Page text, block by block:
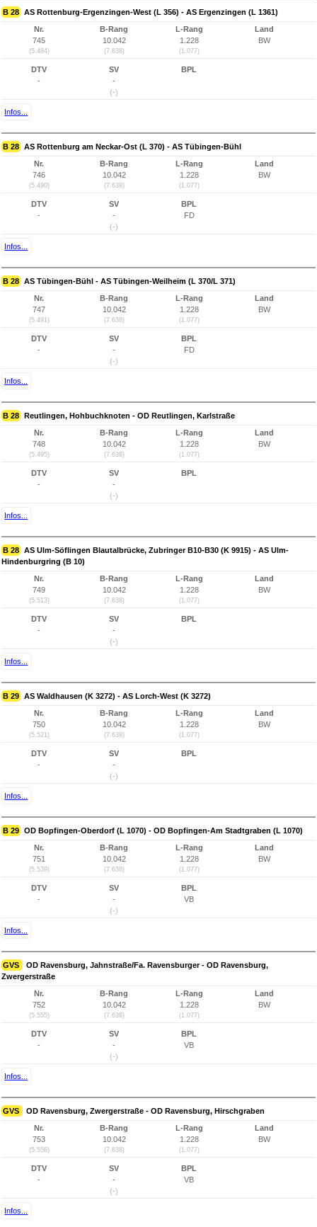
B 28 AS Rottenburg-Ergenzingen-West (L 356) - AS Ergenzingen (L 1361)
Nr.
745
(5.484)
B-Rang
10.042
(7.638)
L-Rang
1.228
(1.077)
Land
BW
DTV
-
SV
-
(-)
BPL
Infos...
B 28 AS Rottenburg am Neckar-Ost (L 370) - AS Tübingen-Bühl
Nr.
746
(5.490)
B-Rang
10.042
(7.638)
L-Rang
1.228
(1.077)
Land
BW
DTV
-
SV
-
(-)
BPL
FD
Infos...
B 28 AS Tübingen-Bühl - AS Tübingen-Weilheim (L 370/L 371)
Nr.
747
(5.491)
B-Rang
10.042
(7.638)
L-Rang
1.228
(1.077)
Land
BW
DTV
-
SV
-
(-)
BPL
FD
Infos...
B 28 Reutlingen, Hohbuchknoten - OD Reutlingen, Karlstraße
Nr.
748
(5.495)
B-Rang
10.042
(7.638)
L-Rang
1.228
(1.077)
Land
BW
DTV
-
SV
-
(-)
BPL
Infos...
B 28 AS Ulm-Söflingen Blautalbrücke, Zubringer B10-B30 (K 9915) - AS Ulm-
Hindenburgring (B 10)
Nr.
749
(5.513)
B-Rang
10.042
(7.638)
L-Rang
1.228
(1.077)
Land
BW
DTV
-
SV
-
(-)
BPL
Infos...
B 29 AS Waldhausen (K 3272) - AS Lorch-West (K 3272)
Nr.
750
(5.521)
B-Rang
10.042
(7.638)
L-Rang
1.228
(1.077)
Land
BW
DTV
-
SV
-
(-)
BPL
Infos...
B 29 OD Bopfingen-Oberdorf (L 1070) - OD Bopfingen-Am Stadtgraben (L 1070)
Nr.
751
(5.539)
B-Rang
10.042
(7.638)
L-Rang
1.228
(1.077)
Land
BW
DTV
-
SV
-
(-)
BPL
VB
Infos...
GVS
OD Ravensburg, Jahnstraße/Fa. Ravensburger - OD Ravensburg,
Zwergerstraße
Nr.
752
(5.555)
B-Rang
10.042
(7.638)
L-Rang
1.228
(1.077)
Land
BW
DTV
-
SV
-
(-)
BPL
VB
Infos...
GVS OD Ravensburg, Zwergerstraße - OD Ravensburg, Hirschgraben
Nr.
753
(5.556)
B-Rang
10.042
(7.638)
L-Rang
1.228
(1.077)
Land
BW
DTV
-
SV
-
(-)
BPL
VB
Infos...